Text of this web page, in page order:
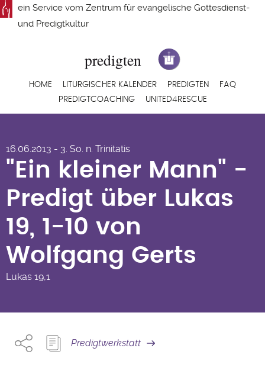
Direkt
zum
ein Service vom Zentrum für evangelische Gottesdienst-
und Predigtkultur
Hauptnavigation
HOME LITURGISCHER KALENDER PREDIGTEN
FAQ
PREDIGTCOACHING
UNITED4RESCUE
Predigt über Lukas
19, 1-10 von
Wolfgang Gerts
16.06.2013 - 3. So. n. Trinitatis
"Ein kleiner Mann" -
Predigt über Lukas
19, 1-10 von
Wolfgang Gerts
Lukas 19,1
Predigtwerkstatt